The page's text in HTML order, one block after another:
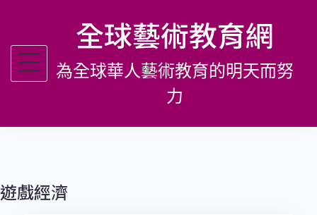
主
全球藝術教育網
為全球華人藝術教育的明天而努
力
遊戲經濟